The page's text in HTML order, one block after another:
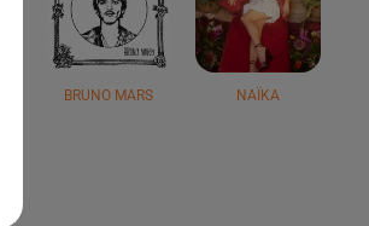
BRUNO MARS NAÏKA